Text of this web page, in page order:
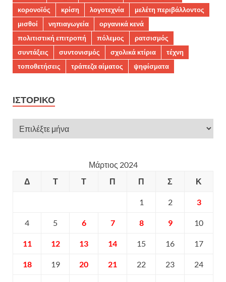
κορονοϊός
κρίση λογοτεχνία
μελέτη περιβάλλοντος
μισθοί
νηπιαγωγεία
οργανικά κενά
πολιτιστική επιτροπή
πόλεμος
ρατσισμός
συντάξεις
συντονισμός σχολικά κτίρια
τέχνη
τοποθετήσεις
τράπεζα αίματος ψηφίσματα
ΙΣΤΟΡΙΚΌ
Μάρτιος 2024
Δ
Τ Τ Π Π Σ Κ
1 2 3
4 5 6 7 8 9 10
11 12 13 14 15 16 17
18 19 20 21 22 23 24